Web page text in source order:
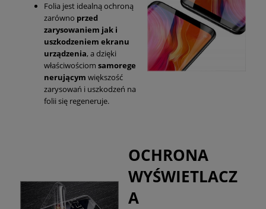
Folia jest idealną ochroną
zarówno przed
zarysowaniem jak i
uszkodzeniem ekranu
urządzenia, a dzięki
właściwościom samorege
nerującym większość
zarysowań i uszkodzeń na
folii się regeneruje.
OCHRONA
WYŚWIETLACZ
A